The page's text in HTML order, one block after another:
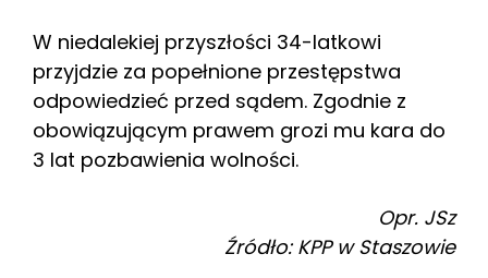
W niedalekiej przyszłości 34-latkowi
przyjdzie za popełnione przestępstwa
odpowiedzieć przed sądem. Zgodnie z
obowiązującym prawem grozi mu kara do
3 lat pozbawienia wolności.
Opr. JSz
Źródło: KPP w Staszowie